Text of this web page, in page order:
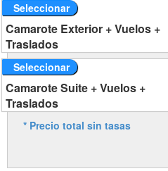
Seleccionar
Camarote Exterior + Vuelos +
Traslados
Seleccionar
Camarote Suite + Vuelos +
Traslados
* Precio total sin tasas